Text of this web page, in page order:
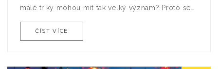
malé triky mohou mít tak velký význam? Proto se
ložnici více vzrušující!
ČÍST VÍCE